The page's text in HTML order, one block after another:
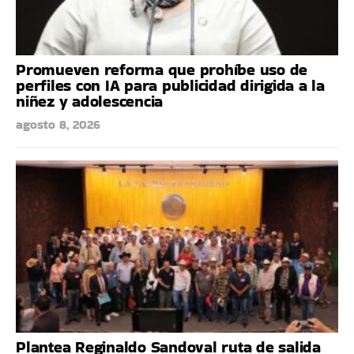
Promueven reforma que prohíbe uso de
perfiles con IA para publicidad dirigida a la
niñez y adolescencia
agosto 8, 2026
Plantea Reginaldo Sandoval ruta de salida